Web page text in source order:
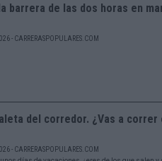
barrera de las dos horas en
- CARRERASPOPULARES.COM
del corredor. ¿Vas a
- CARRERASPOPULARES.COM